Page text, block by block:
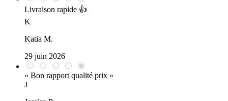
Livraison rapide 👍
K
Katia M.
29 juin 2026
« Bon rapport qualité prix »
J